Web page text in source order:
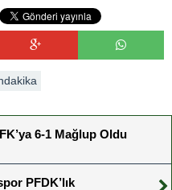
6-1 Mağlup Oldu
PFDK’lık